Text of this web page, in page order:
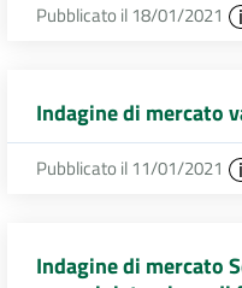
Pubblicato il 18/01/2021
Indagine di mercato
Pubblicato il 11/01/2021
Indagine di mercato